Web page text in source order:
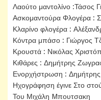
Λαούτο μαντολίνο :Τάσος
Ασκομαντούρα Φλογέρα :
Κλαρίνο φλογέρα :
Κόντρα μπάσο : Γιώργος
Κρουστά : Νικόλας
Κιθάρες : Δημήτρης
Ενορχήστρωση :
Ηχογράφηση έγινε Στο
Του Μιχάλη Mπουτσακη